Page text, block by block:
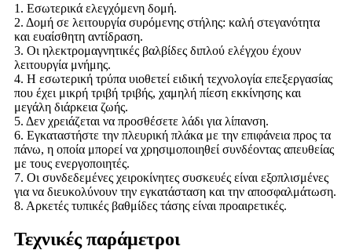
1. Εσωτερικά ελεγχόμενη δομή.
2. Δομή σε λειτουργία συρόμενης στήλης: καλή στεγανότητα
και ευαίσθητη αντίδραση.
3. Οι ηλεκτρομαγνητικές βαλβίδες διπλού ελέγχου έχουν
λειτουργία μνήμης.
4. Η εσωτερική τρύπα υιοθετεί ειδική τεχνολογία επεξεργασίας
που έχει μικρή τριβή τριβής, χαμηλή πίεση εκκίνησης και
μεγάλη διάρκεια ζωής.
5. Δεν χρειάζεται να προσθέσετε λάδι για λίπανση.
6. Εγκαταστήστε την πλευρική πλάκα με την επιφάνεια προς τα
πάνω, η οποία μπορεί να χρησιμοποιηθεί συνδέοντας απευθείας
με τους ενεργοποιητές.
7. Οι συνδεδεμένες χειροκίνητες συσκευές είναι εξοπλισμένες
για να διευκολύνουν την εγκατάσταση και την αποσφαλμάτωση.
8. Αρκετές τυπικές βαθμίδες τάσης είναι προαιρετικές.
Τεχνικές παράμετροι